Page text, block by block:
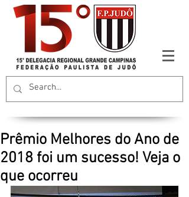
Prêmio Melhores do Ano de
2018 foi um sucesso! Veja o
que ocorreu